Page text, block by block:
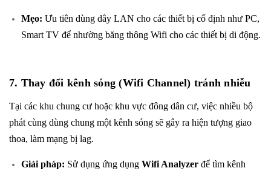
Mẹo: Ưu tiên dùng dây LAN cho các thiết bị cố định như PC,
Smart TV để nhường băng thông Wifi cho các thiết bị di động.
7. Thay đổi kênh sóng (Wifi Channel) tránh nhiễu
Tại các khu chung cư hoặc khu vực đông dân cư, việc nhiều bộ
phát cùng dùng chung một kênh sóng sẽ gây ra hiện tượng giao
thoa, làm mạng bị lag.
Giải pháp: Sử dụng ứng dụng Wifi Analyzer để tìm kênh